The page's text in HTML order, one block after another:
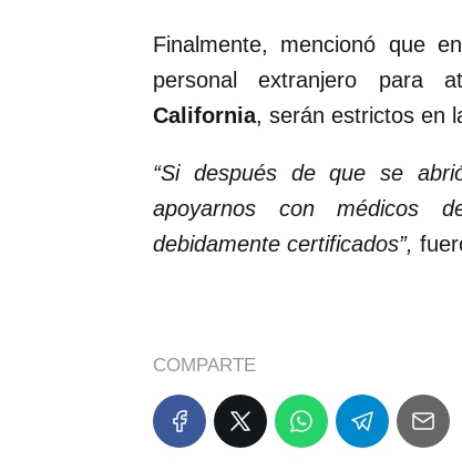
Finalmente, mencionó que
personal extranjero
California, serán estrictos en
“Si después de que se
apoyarnos con médicos
debidamente certificados”,
COMPARTE